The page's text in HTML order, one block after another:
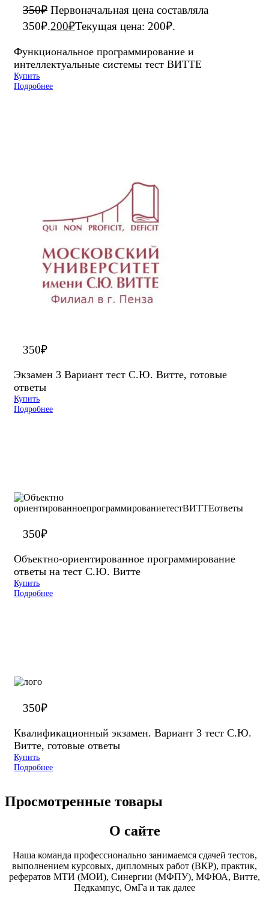
350₽ Первоначальная цена составляла
350₽.200₽Текущая цена: 200₽.
Функциональное программирование и
интеллектуальные системы тест ВИТТЕ
Купить
Подробнее
350₽
Экзамен 3 Вариант тест С.Ю. Витте, готовые
ответы
Купить
Подробнее
350₽
Объектно-ориентированное программирование
ответы на тест С.Ю. Витте
Купить
Подробнее
350₽
Квалификационный экзамен. Вариант 3 тест С.Ю.
Витте, готовые ответы
Купить
Подробнее
Просмотренные товары
О сайте
Наша команда профессионально занимаемся сдачей тестов,
выполнением курсовых, дипломных работ (ВКР), практик,
рефератов МТИ (МОИ), Синергии (МФПУ), МФЮА, Витте,
Педкампус, ОмГа и так далее